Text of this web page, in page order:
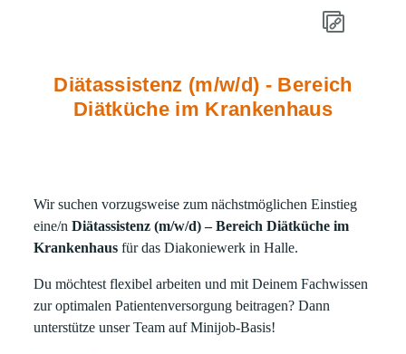
Diätassistenz (m/w/d) - Bereich
Diätküche im Krankenhaus
Wir suchen vorzugsweise zum nächstmöglichen Einstieg
eine/n Diätassistenz (m/w/d) – Bereich Diätküche im
Krankenhausfür das Diakoniewerk in Halle.
Du möchtest flexibel arbeiten und mit Deinem Fachwissen
zur optimalen Patientenversorgung beitragen? Dann
unterstütze unser Team auf Minijob-Basis!